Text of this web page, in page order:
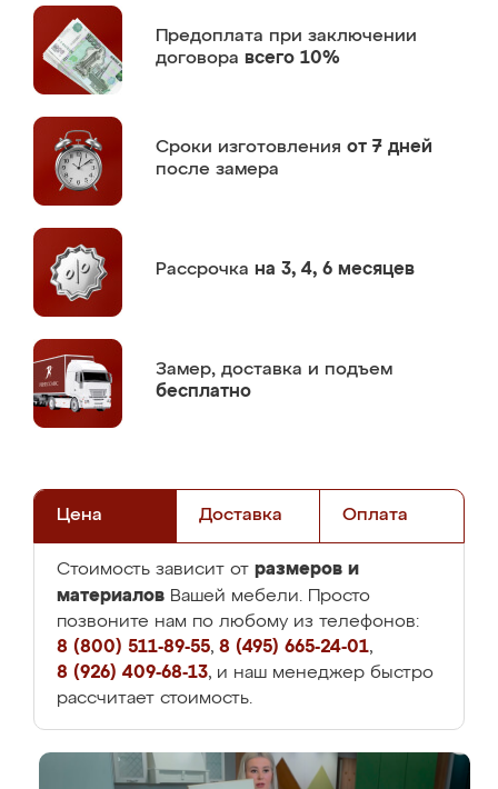
Предоплата при заключении
договора всего 10%
Сроки изготовления от 7 дней
после замера
Рассрочка на 3, 4, 6 месяцев
Замер, доставка и подъем
бесплатно
Цена Доставка Оплата
Стоимость зависит от размеров и
материалов Вашей мебели. Просто
позвоните нам по любому из телефонов:
8 (800) 511-89-55, 8 (495) 665-24-01,
8 (926) 409-68-13, и наш менеджер быстро
рассчитает стоимость.